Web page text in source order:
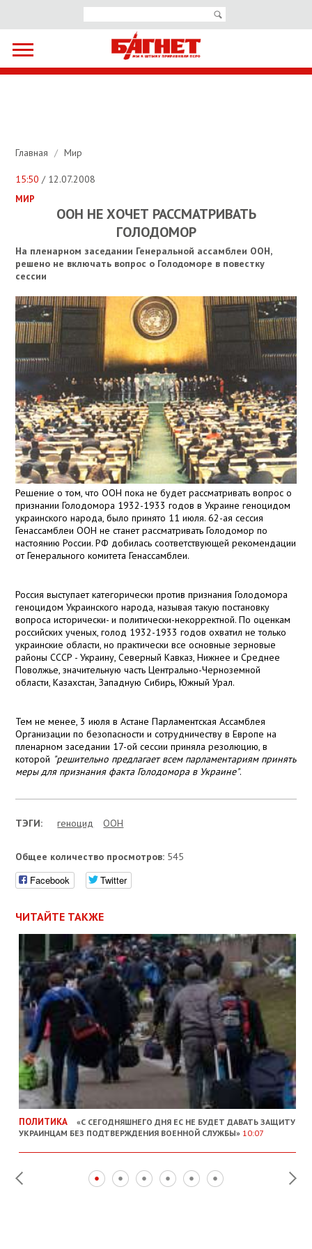
Главная / Мир
15:50 / 12.07.2008
МИР
ООН НЕ ХОЧЕТ РАССМАТРИВАТЬ
ГОЛОДОМОР
На пленарном заседании Генеральной ассамблеи ООН,
решено не включать вопрос о Голодоморе в повестку
сессии
Решение о том, что ООН пока не будет рассматривать вопрос о
признании Голодомора 1932-1933 годов в Украине геноцидом
украинского народа, было принято 11 июля. 62-ая сессия
Генассамблеи ООН не станет рассматривать Голодомор по
настоянию России. РФ добилась соответствующей рекомендации
от Генерального комитета Генассамблеи.
Россия выступает категорически против признания Голодомора
геноцидом Украинского народа, называя такую постановку
вопроса исторически- и политически-некорректной. По оценкам
российских ученых, голод 1932-1933 годов охватил не только
украинские области, но практически все основные зерновые
районы СССР - Украину, Северный Кавказ, Нижнее и Среднее
Поволжье, значительную часть Центрально-Черноземной
области, Казахстан, Западную Сибирь, Южный Урал.
Тем не менее, 3 июля в Астане Парламентская Ассамблея
Организации по безопасности и сотрудничеству в Европе на
пленарном заседании 17-ой сессии приняла резолюцию, в
которой "решительно предлагает всем парламентариям принять
меры для признания факта Голодомора в Украине".
ТЭГИ: геноцид ООН
Общее количество просмотров: 545
Facebook Twitter
ЧИТАЙТЕ ТАКЖЕ
ПОЛИТИКА
«С СЕГОДНЯШНЕГО ДНЯ ЕС НЕ БУДЕТ ДАВАТЬ ЗАЩИТУ
УКРАИНЦАМ БЕЗ ПОДТВЕРЖДЕНИЯ ВОЕННОЙ СЛУЖБЫ» 10:07